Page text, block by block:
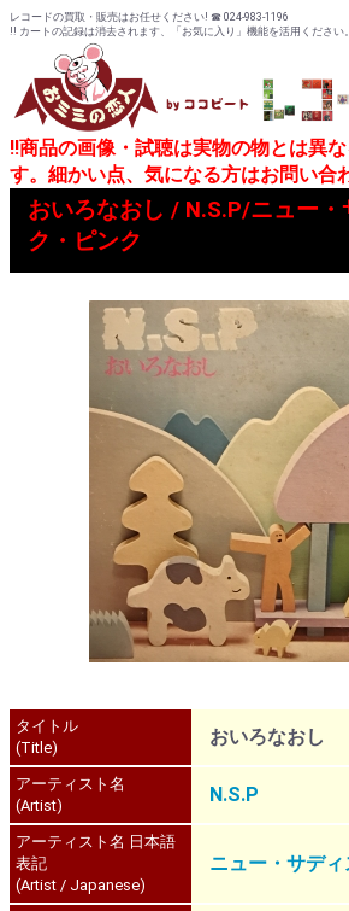
レコードの買取・販売はお任せください! ☎ 024-983-1196
!! カートの記録は消去されます、「お気に入り」機能を活用ください。
!!商品の画像・試聴は実物の物とは異
す。細かい点、気になる方はお問い合
おいろなおし / N.S.P/ニュー・
ク・ピンク
タイトル
(Title)
おいろなおし
アーティスト名
(Artist)
N.S.P
アーティスト名 日本語
表記
(Artist / Japanese)
ニュー・サデ